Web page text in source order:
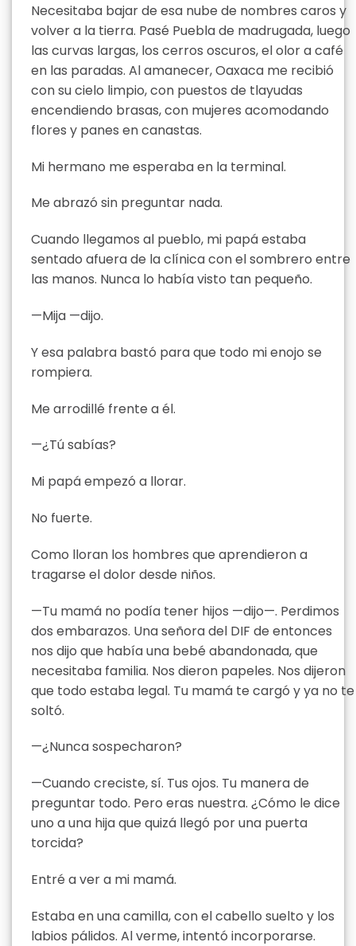
Necesitaba bajar de esa nube de nombres caros y
volver a la tierra. Pasé Puebla de madrugada, luego
las curvas largas, los cerros oscuros, el olor a café
en las paradas. Al amanecer, Oaxaca me recibió
con su cielo limpio, con puestos de tlayudas
encendiendo brasas, con mujeres acomodando
flores y panes en canastas.
Mi hermano me esperaba en la terminal.
Me abrazó sin preguntar nada.
Cuando llegamos al pueblo, mi papá estaba
sentado afuera de la clínica con el sombrero entre
las manos. Nunca lo había visto tan pequeño.
—Mija —dijo.
Y esa palabra bastó para que todo mi enojo se
rompiera.
Me arrodillé frente a él.
—¿Tú sabías?
Mi papá empezó a llorar.
No fuerte.
Como lloran los hombres que aprendieron a
tragarse el dolor desde niños.
—Tu mamá no podía tener hijos —dijo—. Perdimos
dos embarazos. Una señora del DIF de entonces
nos dijo que había una bebé abandonada, que
necesitaba familia. Nos dieron papeles. Nos dijeron
que todo estaba legal. Tu mamá te cargó y ya no te
soltó.
—¿Nunca sospecharon?
—Cuando creciste, sí. Tus ojos. Tu manera de
preguntar todo. Pero eras nuestra. ¿Cómo le dice
uno a una hija que quizá llegó por una puerta
torcida?
Entré a ver a mi mamá.
Estaba en una camilla, con el cabello suelto y los
labios pálidos. Al verme, intentó incorporarse.